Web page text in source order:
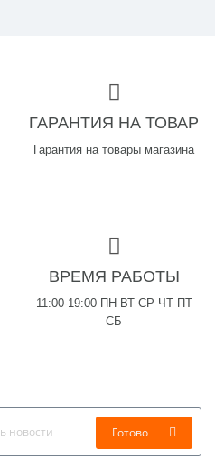
ГАРАНТИЯ НА ТОВАР
Гарантия на товары магазина
ВРЕМЯ РАБОТЫ
11:00-19:00 ПН ВТ СР ЧТ ПТ
СБ
Готово